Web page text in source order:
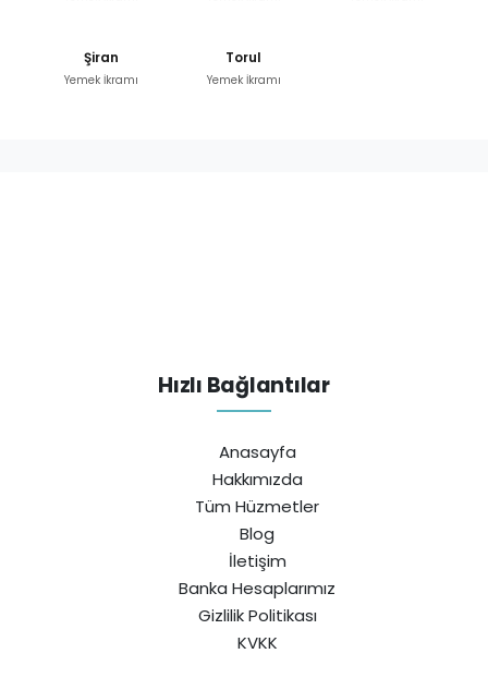
Şiran
Yemek İkramı
Torul
Yemek İkramı
Hızlı Bağlantılar
Anasayfa
Hakkımızda
Tüm Hüzmetler
Blog
İletişim
Banka Hesaplarımız
Gizlilik Politikası
KVKK